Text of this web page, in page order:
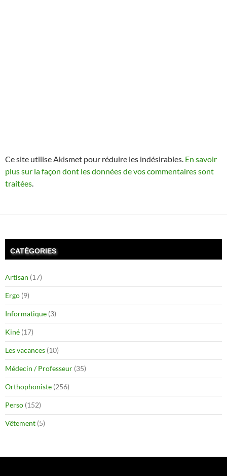
Ce site utilise Akismet pour réduire les indésirables. En savoir
plus sur la façon dont les données de vos commentaires sont
traitées
CATÉGORIES
Artisan (17)
Ergo (9)
Informatique (3)
Kiné (17)
Les vacances (10)
Médecin / Professeur (35)
Orthophoniste (256)
Perso (152)
Vêtement (5)